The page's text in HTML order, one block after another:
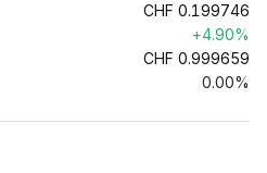
CHF 0.199746
+4.90%
CHF 0.999659
0.00%